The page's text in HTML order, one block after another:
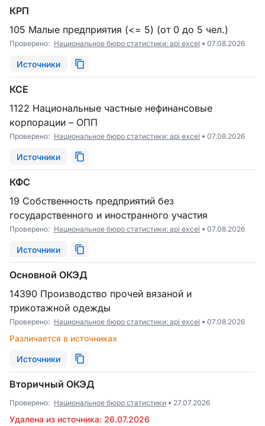
КРП
105 Малые предприятия (<= 5) (от 0 до 5 чел.)
Проверено: Национальное бюро статистики: api excel 07.08.2026
Источники
КСЕ
1122 Национальные частные нефинансовые
корпорации – ОПП
Проверено: Национальное бюро статистики: api excel 07.08.2026
Источники
КФС
19 Собственность предприятий без
государственного и иностранного участия
Проверено: Национальное бюро статистики: api excel 07.08.2026
Источники
Основной ОКЭД
14390 Производство прочей вязаной и
трикотажной одежды
Проверено: Национальное бюро статистики: api excel 07.08.2026
Различается в источниках
Источники
Вторичный ОКЭД
Проверено: Национальное бюро статистики 27.07.2026
Удалена из источника: 26.07.2026